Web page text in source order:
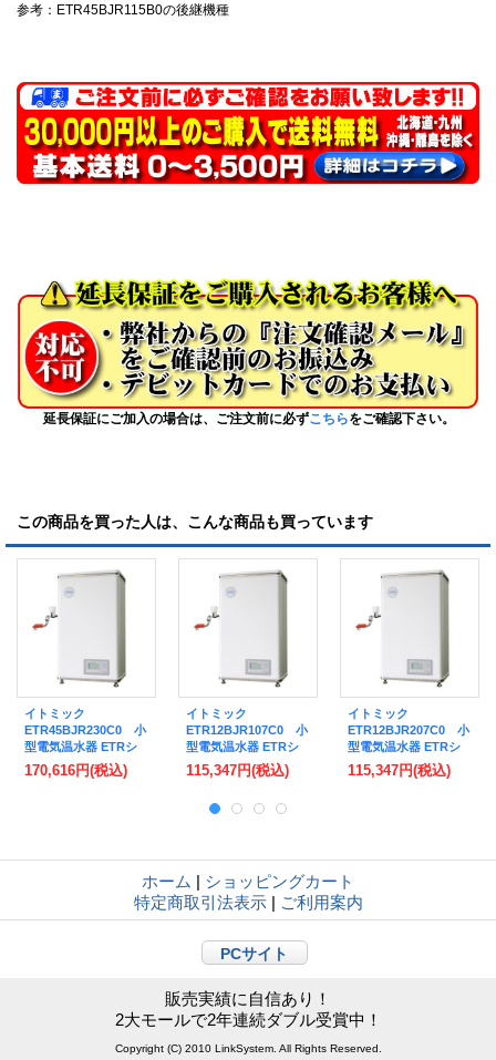
参考：ETR45BJR115B0の後継機種
延長保証にご加入の場合は、ご注文前に必ずこちらをご確認下さい。
この商品を買った人は、こんな商品も買っています
イトミック
ETR45BJR230C0 小
型電気温水器 ETRシ
リーズ 単相200V
3.0kW 貯湯量45L 開放
170,616円(税込)
イトミック
ETR12BJR107C0 小
型電気温水器 ETRシ
リーズ 単相100V
0.75kW 貯湯量12L 開
※受注生産品 [■§]
115,347円(税込)
イトミック
ETR12BJR207C0 小
型電気温水器 ETRシ
リーズ 単相200V
0.75kW 貯湯量12L 開
115,347円(税込)
ホーム | ショッピングカート
特定商取引法表示 | ご利用案内
PCサイト
販売実績に自信あり！
2大モールで2年連続ダブル受賞中！
Copyright (C) 2010 LinkSystem. All Rights Reserved.